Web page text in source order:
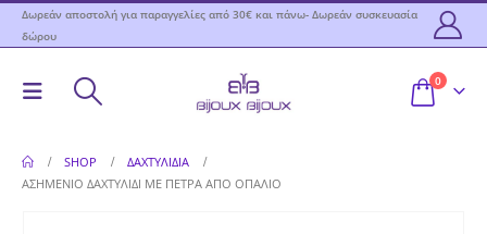
Δωρεάν αποστολή για παραγγελίες από 30€ και πάνω- Δωρεάν συσκευασία
δώρου
0
SHOP
ΔΑΧΤΥΛΊΔΙΑ
ΑΣΗΜΈΝΙΟ ΔΑΧΤΥΛΊΔΙ ΜΕ ΠΈΤΡΑ ΑΠΌ ΟΠΆΛΙΟ